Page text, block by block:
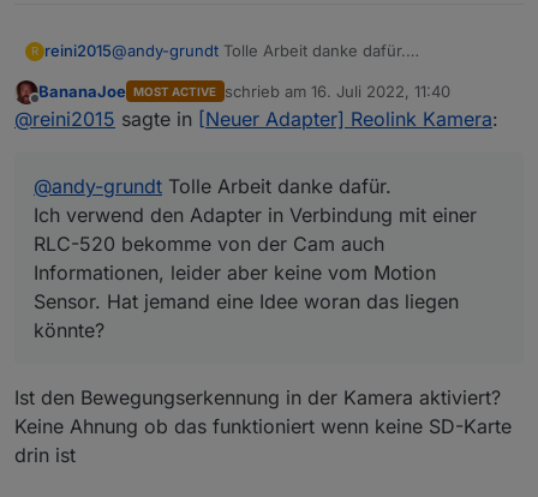
R reini2015@andy-grundt Tolle Arbeit danke dafür.
RLC-520 bekomme von der Cam auch Informationen,
leider aber keine vom Motion Sensor. Hat jemand
Offline
BananaJoe MOST ACTIVE schrieb am 16. Juli 2022, 11:40
zuletzt editiert von
@reini2015 sagte in [Neuer Adapter] Reolink Kamera:
@andy-grundt Tolle Arbeit danke dafür.
Ich verwend den Adapter in Verbindung mit einer
RLC-520 bekomme von der Cam auch
Informationen, leider aber keine vom Motion
Sensor. Hat jemand eine Idee woran das liegen
könnte?
Ist den Bewegungserkennung in der Kamera aktiviert?
Keine Ahnung ob das funktioniert wenn keine SD-Karte
drin ist